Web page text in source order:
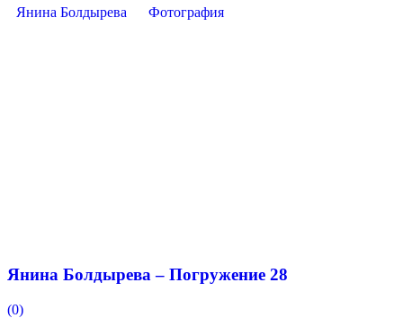
Янина Болдырева
Фотография
Янина Болдырева – Погружение 28
(0)